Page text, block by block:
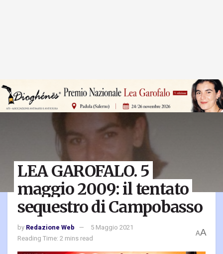
LEA GAROFALO. 5
maggio 2009: il tentato
sequestro di Campobasso
by Redazione Web
5 Maggio 2021
Reading Time: 2 mins read
AA